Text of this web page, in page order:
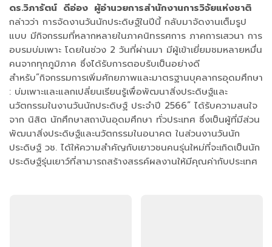
ดร.วิภารัตน์ ดีอ่อง ผู้อำนวยการสำนักงานการวิจัยแห่งชาติ
กล่าวว่า การจัดงานวันนักประดิษฐ์ในปีนี้ กลับมาจัดงานเต็มรูป
แบบ มีกิจกรรมที่หลากหลายในภาคนิทรรศการ ภาคการเสวนา การ
อบรมบ่มเพาะ โดยในช่วง 2 วันที่ผ่านมา มีผู้เข้าเยี่ยมชมหลายหมื่น
คนจากทุกภูมิภาค ซึ่งได้รับการตอบรับเป็นอย่างดี
สำหรับ”กิจกรรมการเพิ่มศักยภาพและมาตรฐานบุคลากรอุดมศึกษา
: บ่มเพาะและแลกเปลี่ยนเรียนรู้เพื่อพัฒนาสิ่งประดิษฐ์และ
นวัตกรรมในงานวันนักประดิษฐ์ ประจำปี 2566” ได้รับความสนใจ
จาก นิสิต นักศึกษาสถาบันอุดมศึกษา ทั่วประเทศ ซึ่งเป็นผู้ที่มีส่วน
พัฒนาสิ่งประดิษฐ์และนวัตกรรมในอนาคต ในส่วนงานวันนัก
ประดิษฐ์ วช. ได้ให้ความสำคัญกับเยาวชนคนรุ่นใหม่ที่จะเกิดเป็นนัก
ประดิษฐ์รุ่นเยาว์ที่สามารถสร้างสรรค์ผลงานให้มีคุณค่ากับประเทศ